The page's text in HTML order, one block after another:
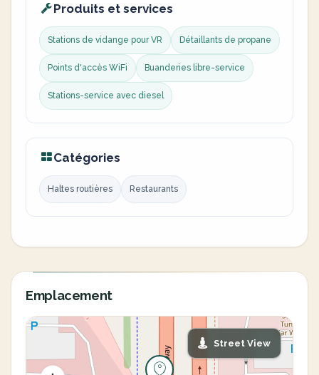
Produits et services
Stations de vidange pour VR Détaillants de propane
Points d'accès WiFi Buanderies libre-service
Stations-service avec diesel
Catégories
Haltes routières Restaurants
Emplacement
Street View